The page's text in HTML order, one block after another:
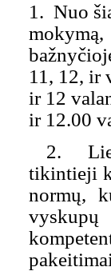
1. Nuo
mokymą,
11, 12, ir
ir 12
ir 12.00
2.
tikintieji
normų,